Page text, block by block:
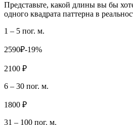
Представьте, какой длины вы бы
одного квадрата паттерна в
1 – 5 пог. м.
2590₽-19%
2100 ₽
6 – 30 пог. м.
1800 ₽
31 – 100 пог. м.